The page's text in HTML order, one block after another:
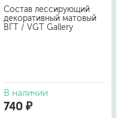
Состав лессирующий
декоративный матовый
ВГТ / VGT Gallery
В наличии
740 ₽